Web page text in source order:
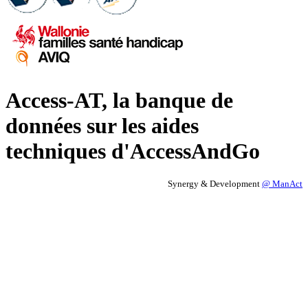
Access-AT, la banque de
données sur les aides
techniques d'AccessAndGo
Synergy & Development @ ManAct